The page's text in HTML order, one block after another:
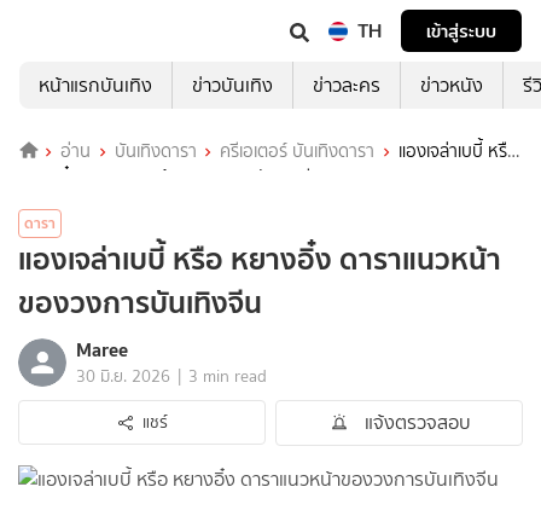
TH
เข้าสู่ระบบ
หน้าแรกบันเทิง
ข่าวบันเทิง ข่าวละคร ข่าวหนัง รี
อ่าน บันเทิงดารา ครีเอเตอร์ บันเทิงดารา
แองเจล่าเบบี้ หรือ
หยางอิ๋ง ดาราแนวหน้าของวงการบันเทิงจีน
ดารา
แองเจล่าเบบี้ หรือ หยางอิ๋ง ดาราแนวหน้า
ของวงการบันเทิงจีน
Maree
30 มิ.ย. 2026 | 3 min read
แชร์
แจ้งตรวจสอบ